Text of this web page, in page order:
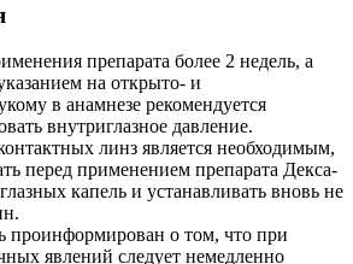
препарата более 2 недель, а
на открыто- и
в анамнезе рекомендуется
внутриглазное давление.
линз является необходимым,
перед применением препарата Декса-
капель и устанавливать вновь не
проинформирован о том, что при
явлений следует немедленно